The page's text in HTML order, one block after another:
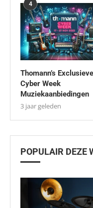
4
Thomann’s Exclusieve
Cyber Week
Muziekaanbiedingen
3 jaar geleden
POPULAIR DEZE